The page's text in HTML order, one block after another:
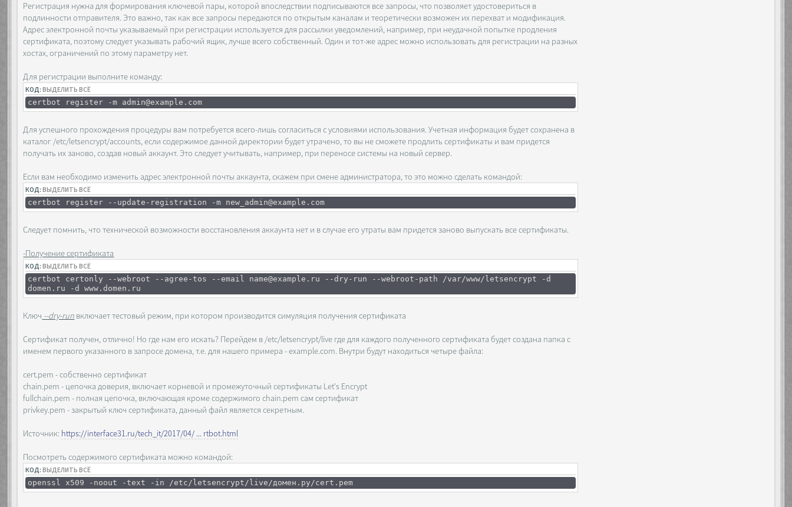
Регистрация нужна для формирования ключевой пары, которой впоследствии подписываются все запросы, что позволяет удостовериться в
подлинности отправителя. Это важно, так как все запросы передаются по открытым каналам и теоретически возможен их перехват и модификация.
Адрес электронной почты указываемый при регистрации используется для рассылки уведомлений, например, при неудачной попытке продления
сертификата, поэтому следует указывать рабочий ящик, лучше всего собственный. Один и тот-же адрес можно использовать для регистрации на разных
хостах, ограничений по этому параметру нет.
Для регистрации выполните команду:
КОД:ВЫДЕЛИТЬ ВСЁ
certbot register -m admin@example.com
Для успешного прохождения процедуры вам потребуется всего-лишь согласиться с условиями использования. Учетная информация будет сохранена в
каталог /etc/letsencrypt/accounts, если содержимое данной директории будет утрачено, то вы не сможете продлить сертификаты и вам придется
получать их заново, создав новый аккаунт. Это следует учитывать, например, при переносе системы на новый сервер.
Если вам необходимо изменить адрес электронной почты аккаунта, скажем при смене администратора, то это можно сделать командой:
КОД:ВЫДЕЛИТЬ ВСЁ
certbot register --update-registration -m new_admin@example.com
Следует помнить, что технической возможности восстановления аккаунта нет и в случае его утраты вам придется заново выпускать все сертификаты.
-Получение сертификата
КОД:ВЫДЕЛИТЬ ВСЁ
certbot certonly --webroot --agree-tos --email name@example.ru --dry-run --webroot-path /var/www/letsencrypt -d
domen.ru -d www.domen.ru
Ключ --dry-run включает тестовый режим, при котором производится симуляция получения сертификата
Сертификат получен, отлично! Но где нам его искать? Перейдем в /etc/letsencrypt/live где для каждого полученного сертификата будет создана папка с
именем первого указанного в запросе домена, т.е. для нашего примера - example.com. Внутри будут находиться четыре файла:
cert.pem - собственно сертификат
chain.pem - цепочка доверия, включает корневой и промежуточный сертификаты Let's Encrypt
fullchain.pem - полная цепочка, включающая кроме содержимого chain.pem сам сертификат
privkey.pem - закрытый ключ сертификата, данный файл является секретным.
Источник: https://interface31.ru/tech_it/2017/04/ ... rtbot.html
Посмотреть содержимого сертификата можно командой:
КОД:ВЫДЕЛИТЬ ВСЁ
openssl x509 -noout -text -in /etc/letsencrypt/live/домен.ру/cert.pem